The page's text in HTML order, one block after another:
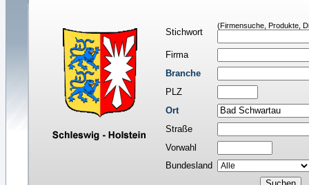
Stichwort
(Firmensuche, Produkte,
Firma
Branche
PLZ
Ort
Straße
Vorwahl
Bundesland